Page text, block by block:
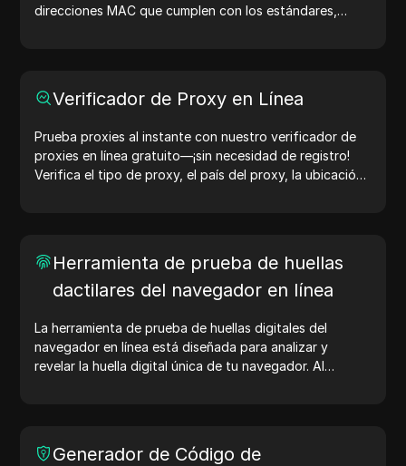
direcciones MAC que cumplen con los estándares,
Verificador de Proxy en Línea
Prueba proxies al instante con nuestro verificador de
proxies en línea gratuito—¡sin necesidad de registro!
Verifica el tipo de proxy, el país del proxy, la ubicación
Herramienta de prueba de huellas
dactilares del navegador en línea
La herramienta de prueba de huellas digitales del
navegador en línea está diseñada para analizar y
revelar la huella digital única de tu navegador. Al
línea.
Generador de Código de